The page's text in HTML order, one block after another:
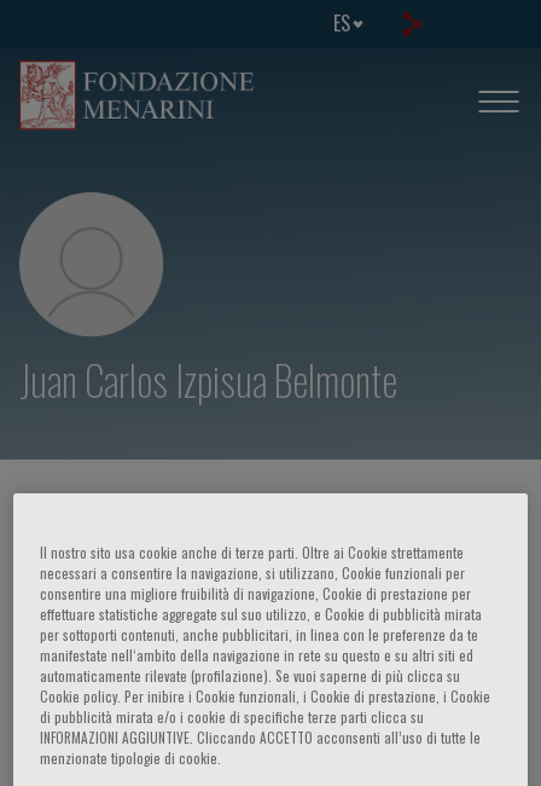
ES
Juan Carlos Izpisua Belmonte
HOME PAGE / CURSOS Y EVENTOS / ORADOR
Juan Carlos Izpisua Belmonte
Participaciones del ponente
Il nostro sito usa cookie anche di terze parti. Oltre ai Cookie strettamente
necessari a consentire la navigazione, si utilizzano, Cookie funzionali per
consentire una migliore fruibilità di navigazione, Cookie di prestazione per
effettuare statistiche aggregate sul suo utilizzo, e Cookie di pubblicità mirata
per sottoporti contenuti, anche pubblicitari, in linea con le preferenze da te
manifestate nell‘ambito della navigazione in rete su questo e su altri siti ed
automaticamente rilevate (profilazione). Se vuoi saperne di più clicca su
Cookie policy. Per inibire i Cookie funzionali, i Cookie di prestazione, i Cookie
di pubblicità mirata e/o i cookie di specifiche terze parti clicca su
INFORMAZIONI AGGIUNTIVE. Cliccando ACCETTO acconsenti all’uso di tutte le
menzionate tipologie di cookie.